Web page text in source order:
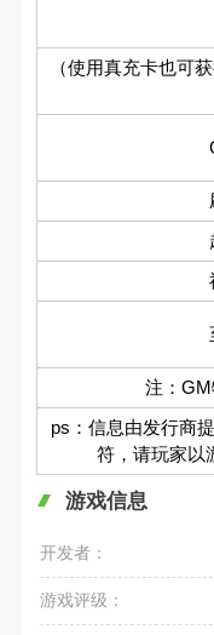
（使用真充卡也可
注：GM
ps：信息由发行商
符，请玩家以
游戏信息
开发者：
游戏评级：